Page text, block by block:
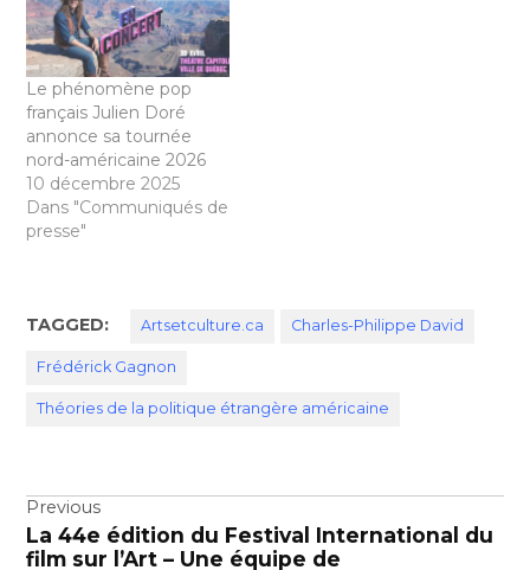
Le phénomène pop
français Julien Doré
annonce sa tournée
nord-américaine 2026
10 décembre 2025
Dans "Communiqués de
presse"
TAGGED: Artsetculture.ca Charles-Philippe David
Frédérick Gagnon
Théories de la politique étrangère américaine
Navigation
de
Previous
La 44e édition du Festival International du
film sur l’Art – Une équipe de